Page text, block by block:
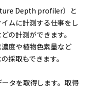
Depth profiler）と
ムに計測する仕事をし
の計測ができます。
度や植物色素量など
採取もできます。
タを取得します。取得